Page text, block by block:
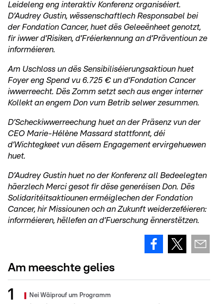
Leideleng eng interaktiv Konferenz organiséiert.
D’Audrey Gustin, wëssenschaftlech Responsabel bei
der Fondation Cancer, huet dës Geleeënheet genotzt,
fir iwwer d’Risiken, d’Fréierkennung an d’Präventioun ze
informéieren.
Am Uschloss un dës Sensibiliséierungsaktioun huet
Foyer eng Spend vu 6.725 € un d’Fondation Cancer
iwwerreecht. Dës Zomm setzt sech aus enger interner
Kollekt an engem Don vum Betrib selwer zesummen.
D’Scheckiwwerreechung huet an der Präsenz vun der
CEO Marie-Hélène Massard stattfonnt, déi
d’Wichtegkeet vun dësem Engagement ervirgehuewen
huet.
D’Audrey Gustin huet no der Konferenz all Bedeelegten
häerzlech Merci gesot fir dëse generéisen Don. Dës
Solidaritéitsaktiounen erméiglechen der Fondation
Cancer, hir Missiounen och an Zukunft weiderzeféieren:
informéieren, hëllefen an d’Fuerschung ënnerstëtzen.
Am meeschte gelies
Nei Wäiprouf um Programm